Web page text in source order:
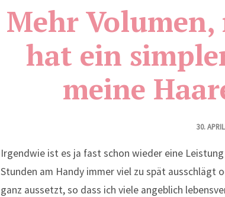
Mehr Volumen,
hat ein
meine
30.
Irgendwie ist es ja fast schon wieder eine
Stunden am Handy immer viel zu spät ausschlägt
ganz aussetzt, so dass ich viele angeblich